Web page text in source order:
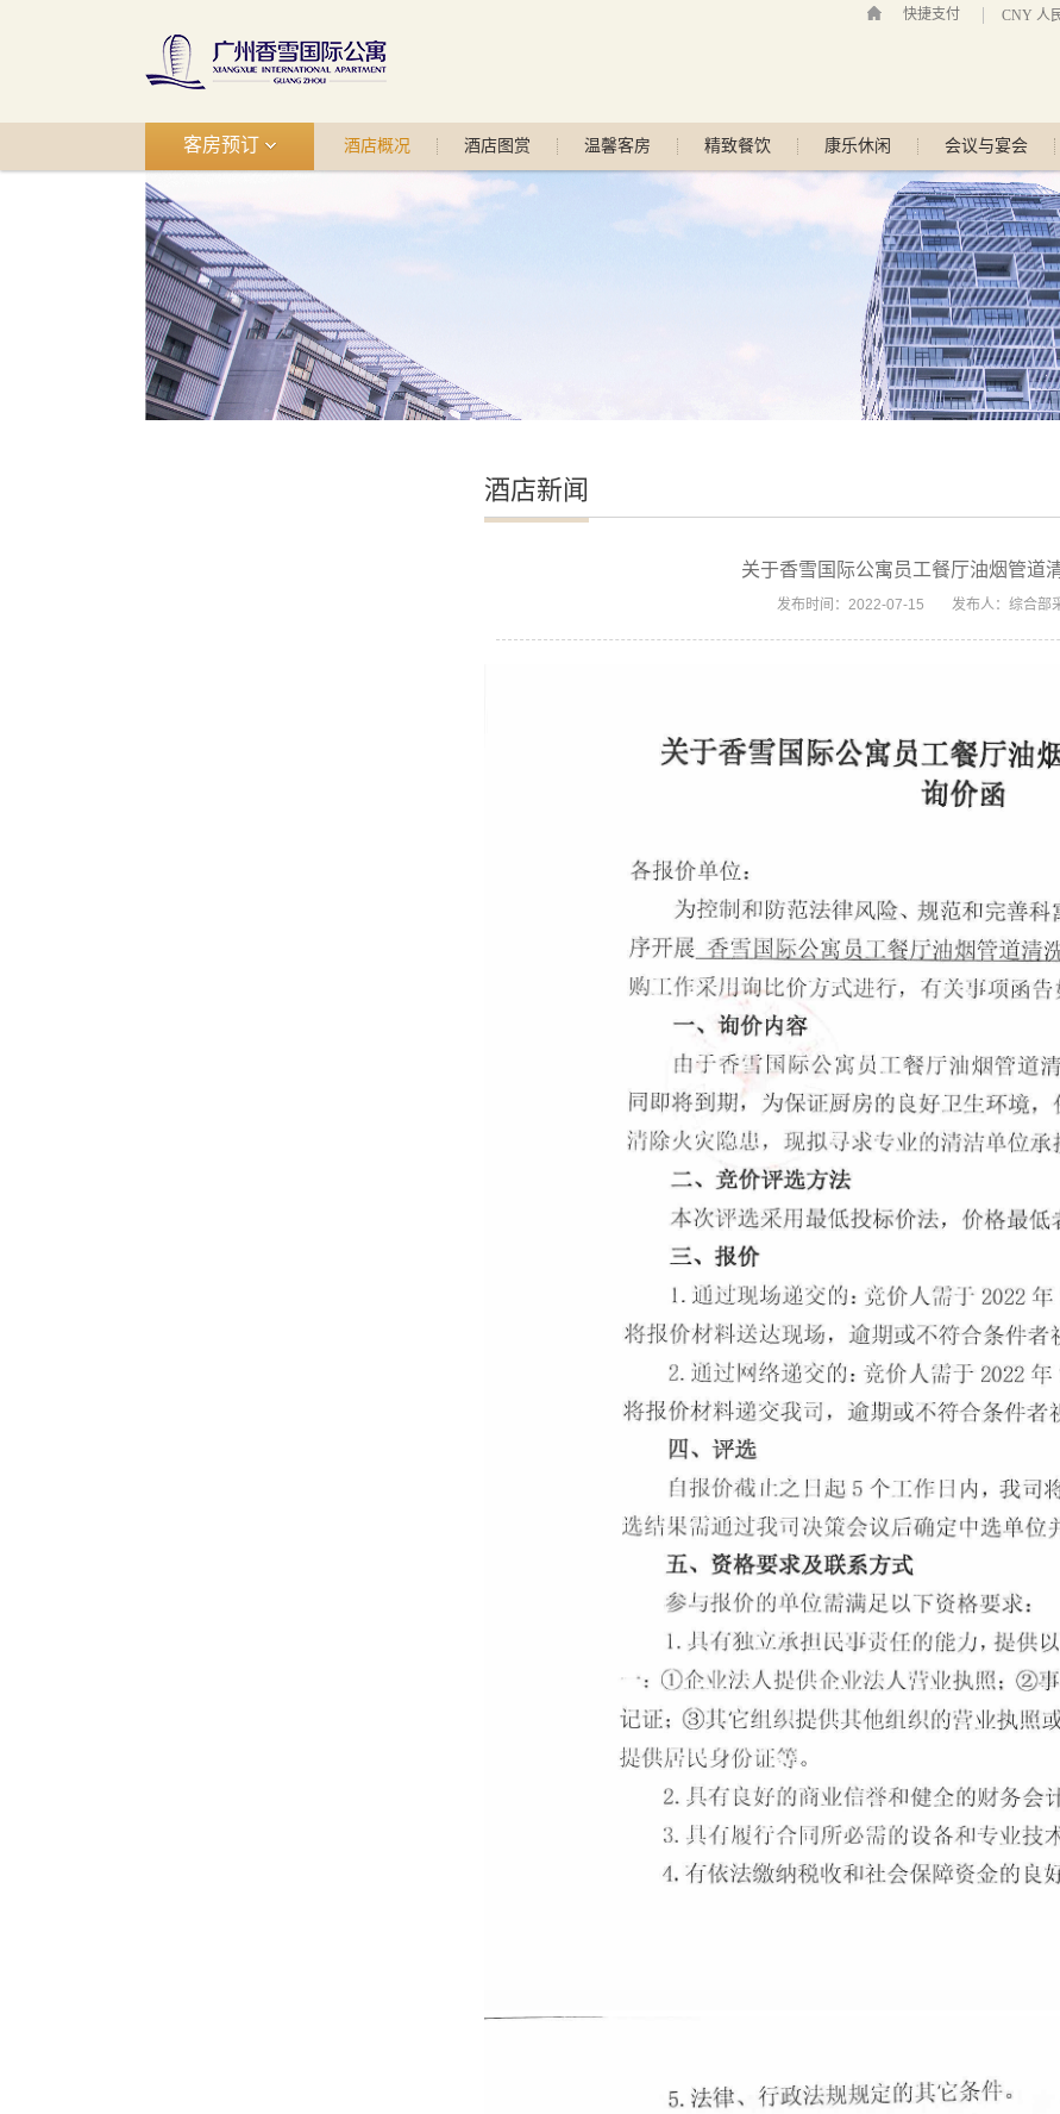
快捷支付 CNY 人
酒店概况 酒店图赏 温馨客房 精致餐饮 康乐休闲 会议与宴会
客房预订
酒店新闻
关于香雪国际公寓员工餐厅油烟管道
发布时间：2022-07-15 发布人：综合部